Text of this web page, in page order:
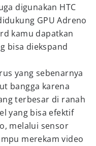
digunakan HTC
GPU Adreno
kamu dapatkan
bisa diekspand
yang sebenarnya
bangga karena
terbesar di ranah
yang bisa efektif
melalui sensor
merekam video